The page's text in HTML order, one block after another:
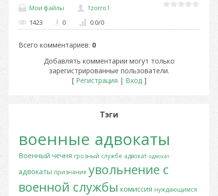
Мои файлы
1zorro1
1423
0 0.0/0
Всего комментариев: 0
Добавлять комментарии могут только
зарегистрированные пользователи.
[ Регистрация | Вход]
Тэги
военные адвокаты
Военный чечня грозный службе адвокат одвокат
адвокаты признание увольнение с
военной службы комиссия нуждающимся